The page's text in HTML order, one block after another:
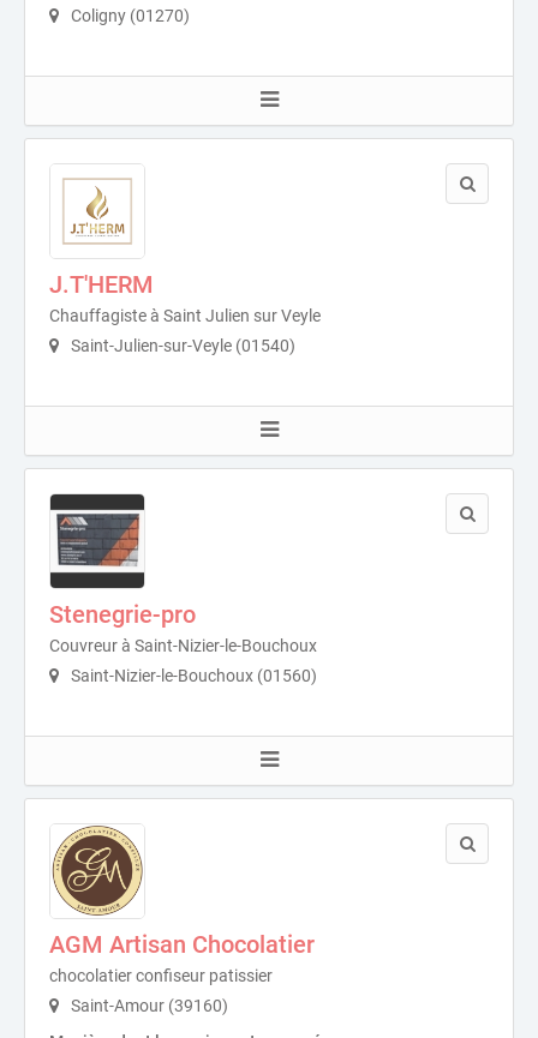
Coligny (01270)
J.T'HERM
Chauffagiste à Saint Julien sur Veyle
Saint-Julien-sur-Veyle (01540)
Stenegrie-pro
Couvreur à Saint-Nizier-le-Bouchoux
Saint-Nizier-le-Bouchoux (01560)
AGM Artisan Chocolatier
chocolatier confiseur patissier
Saint-Amour (39160)